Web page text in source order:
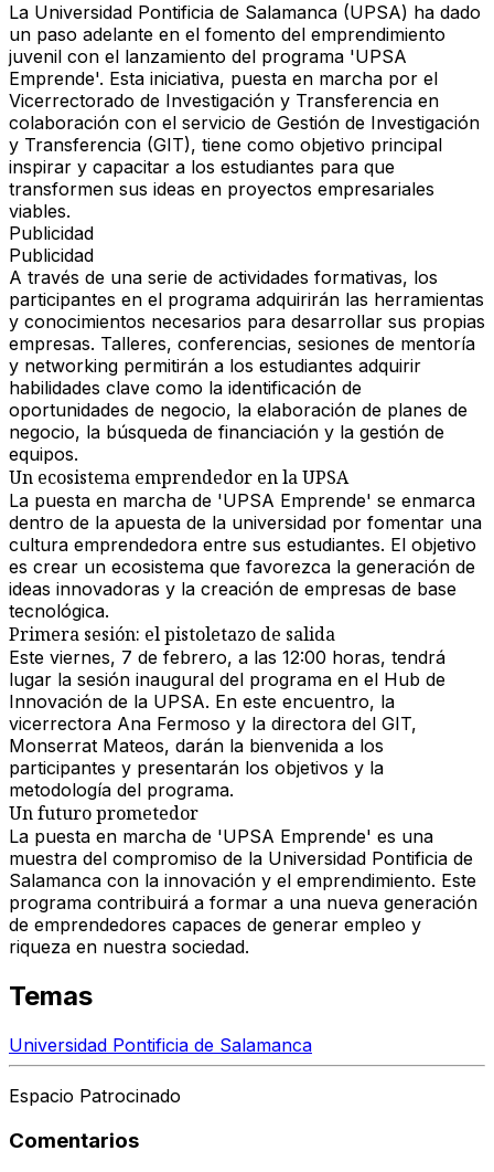
La Universidad Pontificia de Salamanca (UPSA) ha dado
un paso adelante en el fomento del emprendimiento
juvenil con el lanzamiento del programa 'UPSA
Emprende'. Esta iniciativa, puesta en marcha por el
Vicerrectorado de Investigación y Transferencia en
colaboración con el servicio de Gestión de Investigación
y Transferencia (GIT), tiene como objetivo principal
inspirar y capacitar a los estudiantes para que
transformen sus ideas en proyectos empresariales
viables.
Publicidad
Publicidad
A través de una serie de actividades formativas, los
participantes en el programa adquirirán las herramientas
y conocimientos necesarios para desarrollar sus propias
empresas. Talleres, conferencias, sesiones de mentoría
y networking permitirán a los estudiantes adquirir
habilidades clave como la identificación de
oportunidades de negocio, la elaboración de planes de
negocio, la búsqueda de financiación y la gestión de
equipos.
Un ecosistema emprendedor en la UPSA
La puesta en marcha de 'UPSA Emprende' se enmarca
dentro de la apuesta de la universidad por fomentar una
cultura emprendedora entre sus estudiantes. El objetivo
es crear un ecosistema que favorezca la generación de
ideas innovadoras y la creación de empresas de base
tecnológica.
Primera sesión: el pistoletazo de salida
Este viernes, 7 de febrero, a las 12:00 horas, tendrá
lugar la sesión inaugural del programa en el Hub de
Innovación de la UPSA. En este encuentro, la
vicerrectora Ana Fermoso y la directora del GIT,
Monserrat Mateos, darán la bienvenida a los
participantes y presentarán los objetivos y la
metodología del programa.
Un futuro prometedor
La puesta en marcha de 'UPSA Emprende' es una
muestra del compromiso de la Universidad Pontificia de
Salamanca con la innovación y el emprendimiento. Este
programa contribuirá a formar a una nueva generación
de emprendedores capaces de generar empleo y
riqueza en nuestra sociedad.
Temas
Universidad Pontificia de Salamanca
Espacio Patrocinado
Comentarios